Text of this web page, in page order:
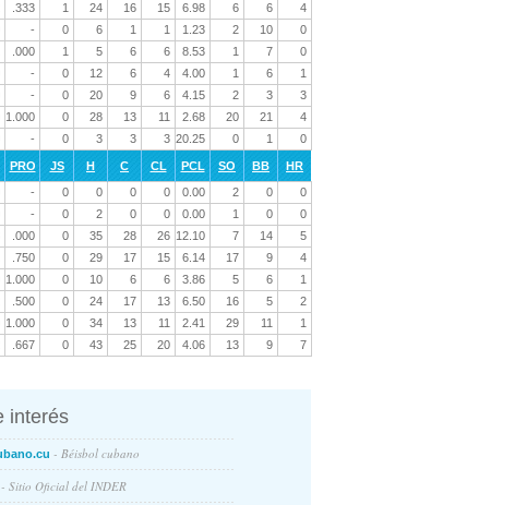
.333 1 24 16 15 6.98 6 6
4
- 0 6 1 1 1.23 2 10
0
.000 1 5 6 6 8.53 1 7
0
- 0 12 6 4 4.00 1 6
1
- 0 20 9 6 4.15 2 3
3
1.000 0 28 13 11 2.68 20 21
4
- 0 3 3 3 20.25 0 1 0
PRO JS H C CL PCL SO BB
HR
- 0 0 0 0 0.00 2 0
0
- 0 2 0 0 0.00 1 0
0
.000 0 35 28 26 12.10 7 14
5
.750 0 29 17 15 6.14 17 9
4
1.000 0 10 6 6 3.86 5 6
1
.500 0 24 17 13 6.50 16 5
2
1.000 0 34 13 11 2.41 29 11
1
.667 0 43 25 20 4.06 13 9 7
interés
- Béisbol cubano
- Sitio Oficial del INDER